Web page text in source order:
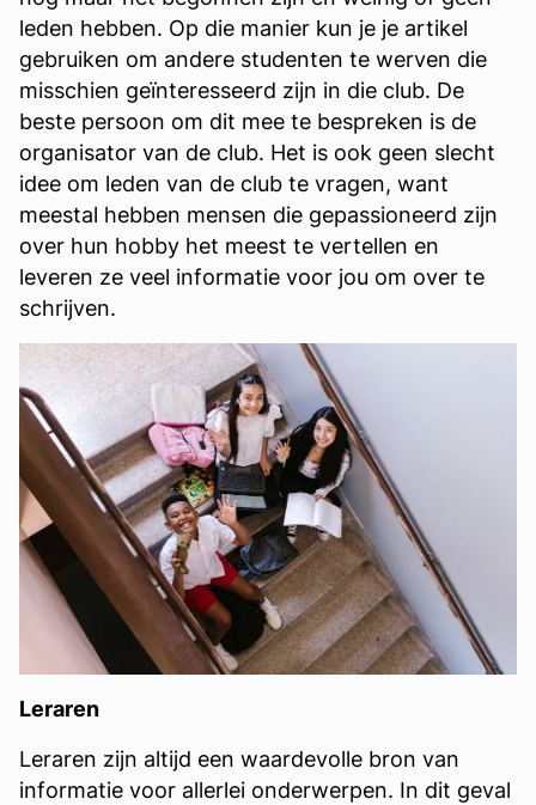
leden hebben. Op die manier kun je je artikel
gebruiken om andere studenten te werven die
misschien geïnteresseerd zijn in die club. De
beste persoon om dit mee te bespreken is de
organisator van de club. Het is ook geen slecht
idee om leden van de club te vragen, want
meestal hebben mensen die gepassioneerd zijn
over hun hobby het meest te vertellen en
leveren ze veel informatie voor jou om over te
schrijven.
Leraren
Leraren zijn altijd een waardevolle bron van
informatie voor allerlei onderwerpen. In dit geval